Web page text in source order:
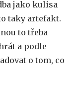
jako kulisa
taky artefakt.
to třeba
a podle
o tom, co